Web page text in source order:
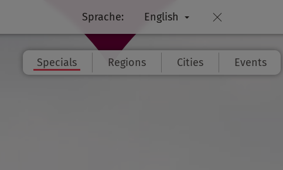
Sprache: English
Specials Regions Cities Events